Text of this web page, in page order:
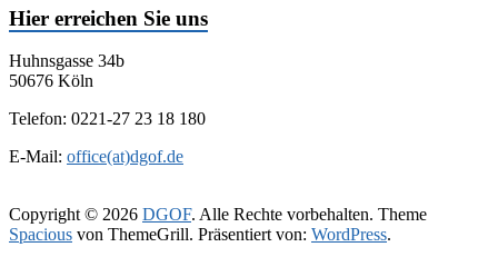
Hier erreichen Sie uns
Huhnsgasse 34b
50676 Köln
Telefon: 0221-27 23 18 180
E-Mail: office(at)dgof.de
Copyright © 2026 DGOF. Alle Rechte vorbehalten. Theme
Spacious von ThemeGrill. Präsentiert von: WordPress.